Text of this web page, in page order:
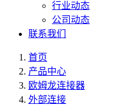
行业动态
公司动态
联系我们
首页
产品中心
欧姆龙连接器
外部连接